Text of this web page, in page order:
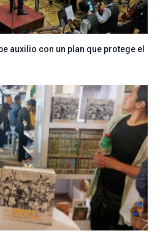
auxilio con un plan que protege el